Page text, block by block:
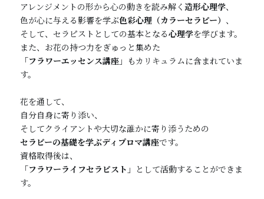
アレンジメントの形から心の動きを読み解く 造形心理学、
色が心に与える影響を学ぶ色彩心理（カラーセラピー） 、
そして、セラピストとしての基本となる心理学を学びます。
また、お花の持つ力をぎゅっと集めた
「フラワーエッセンス講座」 もカリキュラムに含まれていま
す。
花を通して、
自分自身に寄り添い、
そしてクライアントや大切な誰かに寄り添うための
セラピーの基礎を学ぶディプロマ講座です。
資格取得後は、
「フラワーライフセラピスト」 として活動することができま
す。